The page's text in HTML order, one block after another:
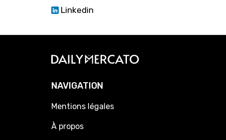
Linkedin
NAVIGATION
Mentions légales
À propos